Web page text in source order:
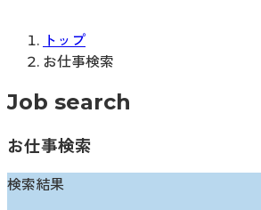
トップ
お仕事検索
Job search
お仕事検索
検索結果